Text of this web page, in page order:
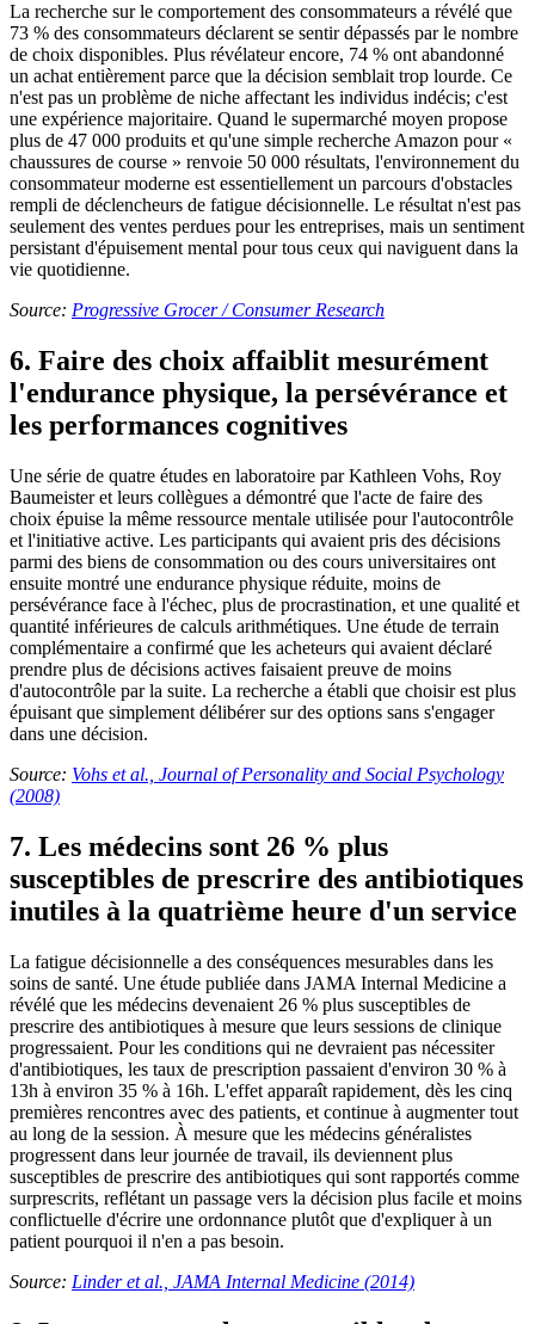
La recherche sur le comportement des consommateurs a révélé que
73 % des consommateurs déclarent se sentir dépassés par le nombre
de choix disponibles. Plus révélateur encore, 74 % ont abandonné
un achat entièrement parce que la décision semblait trop lourde. Ce
n'est pas un problème de niche affectant les individus indécis; c'est
une expérience majoritaire. Quand le supermarché moyen propose
plus de 47 000 produits et qu'une simple recherche Amazon pour «
chaussures de course » renvoie 50 000 résultats, l'environnement du
consommateur moderne est essentiellement un parcours d'obstacles
rempli de déclencheurs de fatigue décisionnelle. Le résultat n'est pas
seulement des ventes perdues pour les entreprises, mais un sentiment
persistant d'épuisement mental pour tous ceux qui naviguent dans la
vie quotidienne.
Source: Progressive Grocer / Consumer Research
6. Faire des choix affaiblit mesurément
l'endurance physique, la persévérance et
les performances cognitives
Une série de quatre études en laboratoire par Kathleen Vohs, Roy
Baumeister et leurs collègues a démontré que l'acte de faire des
choix épuise la même ressource mentale utilisée pour l'autocontrôle
et l'initiative active. Les participants qui avaient pris des décisions
parmi des biens de consommation ou des cours universitaires ont
ensuite montré une endurance physique réduite, moins de
persévérance face à l'échec, plus de procrastination, et une qualité et
quantité inférieures de calculs arithmétiques. Une étude de terrain
complémentaire a confirmé que les acheteurs qui avaient déclaré
prendre plus de décisions actives faisaient preuve de moins
d'autocontrôle par la suite. La recherche a établi que choisir est plus
épuisant que simplement délibérer sur des options sans s'engager
dans une décision.
Source: Vohs et al., Journal of Personality and Social Psychology
(2008)
7. Les médecins sont 26 % plus
susceptibles de prescrire des antibiotiques
inutiles à la quatrième heure d'un service
La fatigue décisionnelle a des conséquences mesurables dans les
soins de santé. Une étude publiée dans JAMA Internal Medicine a
révélé que les médecins devenaient 26 % plus susceptibles de
prescrire des antibiotiques à mesure que leurs sessions de clinique
progressaient. Pour les conditions qui ne devraient pas nécessiter
d'antibiotiques, les taux de prescription passaient d'environ 30 % à
13h à environ 35 % à 16h. L'effet apparaît rapidement, dès les cinq
premières rencontres avec des patients, et continue à augmenter tout
au long de la session. À mesure que les médecins généralistes
progressent dans leur journée de travail, ils deviennent plus
susceptibles de prescrire des antibiotiques qui sont rapportés comme
surprescrits, reflétant un passage vers la décision plus facile et moins
conflictuelle d'écrire une ordonnance plutôt que d'expliquer à un
patient pourquoi il n'en a pas besoin.
Source: Linder et al., JAMA Internal Medicine (2014)